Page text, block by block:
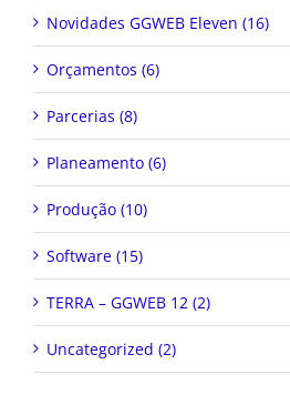
Novidades GGWEB Eleven (16)
Orçamentos (6)
Parcerias (8)
Planeamento (6)
Produção (10)
Software (15)
TERRA – GGWEB 12 (2)
Uncategorized (2)